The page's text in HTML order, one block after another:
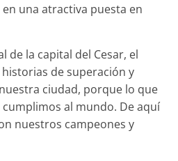
una atractiva puesta en
de la capital del Cesar, el
de superación y
ciudad, porque lo que
al mundo. De aquí
nuestros campeones y